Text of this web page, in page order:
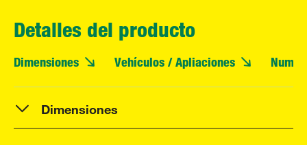
Detalles del producto
Dimensiones Vehículos / Apliaciones
Dimensiones